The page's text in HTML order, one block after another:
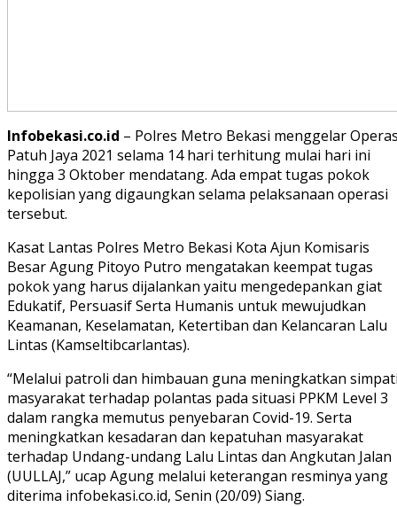
Infobekasi.co.id – Polres Metro Bekasi menggelar
Patuh Jaya 2021 selama 14 hari terhitung mulai hari ini
hingga 3 Oktober mendatang. Ada empat tugas pokok
kepolisian yang digaungkan selama pelaksanaan operasi
tersebut.
Kasat Lantas Polres Metro Bekasi Kota Ajun Komisaris
Besar Agung Pitoyo Putro mengatakan keempat tugas
pokok yang harus dijalankan yaitu mengedepankan giat
Edukatif, Persuasif Serta Humanis untuk mewujudkan
Keamanan, Keselamatan, Ketertiban dan Kelancaran Lalu
Lintas (Kamseltibcarlantas).
“Melalui patroli dan himbauan guna meningkatkan
masyarakat terhadap polantas pada situasi PPKM Level 3
dalam rangka memutus penyebaran Covid-19. Serta
meningkatkan kesadaran dan kepatuhan masyarakat
terhadap Undang-undang Lalu Lintas dan Angkutan Jalan
(UULLAJ,” ucap Agung melalui keterangan resminya yang
diterima infobekasi.co.id, Senin (20/09) Siang.